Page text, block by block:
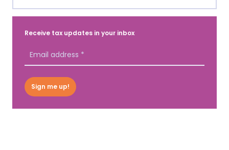
Receive tax updates in your inbox
Sign me up!